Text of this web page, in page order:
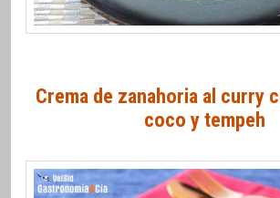
Crema de zanahoria al curry
coco y tempeh